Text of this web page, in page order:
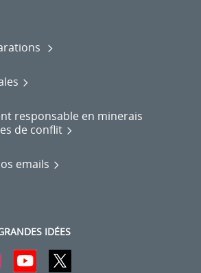
responsable en minerais
de conflit
emails
IDÉES